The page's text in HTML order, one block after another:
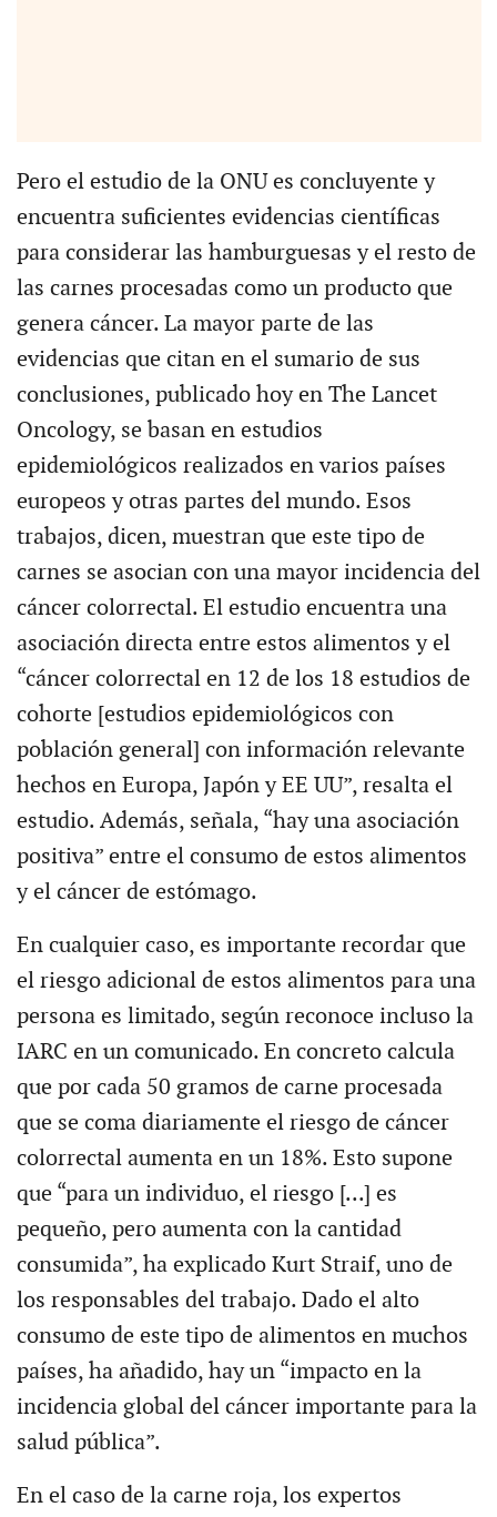
Pero el estudio de la ONU es concluyente y
encuentra suficientes evidencias científicas
para considerar las hamburguesas y el resto de
las carnes procesadas como un producto que
genera cáncer. La mayor parte de las
evidencias que citan en el sumario de sus
conclusiones, publicado hoy en The Lancet
Oncology, se basan en estudios
epidemiológicos realizados en varios países
europeos y otras partes del mundo. Esos
trabajos, dicen, muestran que este tipo de
carnes se asocian con una mayor incidencia del
cáncer colorrectal. El estudio encuentra una
asociación directa entre estos alimentos y el
“cáncer colorrectal en 12 de los 18 estudios de
cohorte [estudios epidemiológicos con
población general] con información relevante
hechos en Europa, Japón y EE UU”, resalta el
estudio. Además, señala, “hay una asociación
positiva” entre el consumo de estos alimentos
y el cáncer de estómago.
En cualquier caso, es importante recordar que
el riesgo adicional de estos alimentos para una
persona es limitado, según reconoce incluso la
IARC en un comunicado. En concreto calcula
que por cada 50 gramos de carne procesada
que se coma diariamente el riesgo de cáncer
colorrectal aumenta en un 18%. Esto supone
que “para un individuo, el riesgo [...] es
pequeño, pero aumenta con la cantidad
consumida”, ha explicado Kurt Straif, uno de
los responsables del trabajo. Dado el alto
consumo de este tipo de alimentos en muchos
países, ha añadido, hay un “impacto en la
incidencia global del cáncer importante para la
salud pública”.
En el caso de la carne roja, los expertos